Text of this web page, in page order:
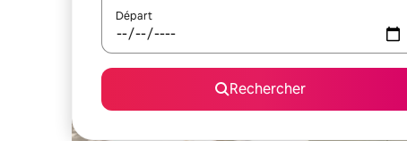
Départ
Rechercher